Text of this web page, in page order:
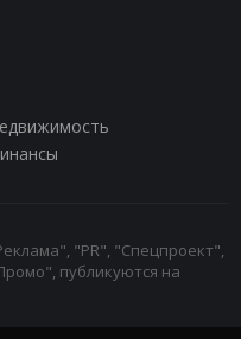
"PR", "Спецпроект",
публикуются на